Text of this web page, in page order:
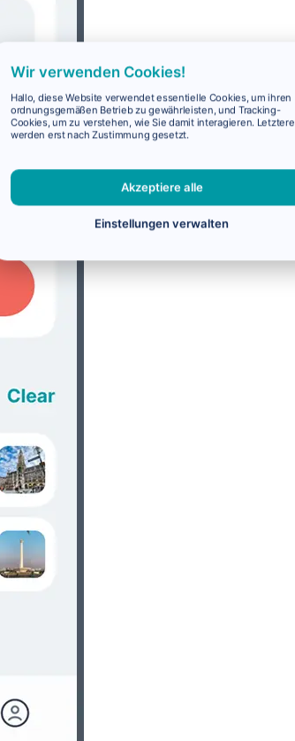
Wir verwenden Cookies!
Hallo, diese Website verwendet essentielle Cookies, um ihren
ordnungsgemäßen Betrieb zu gewährleisten, und Tracking-
Cookies, um zu verstehen, wie Sie damit interagieren. Letztere
werden erst nach Zustimmung gesetzt.
Akzeptiere alle
Einstellungen verwalten